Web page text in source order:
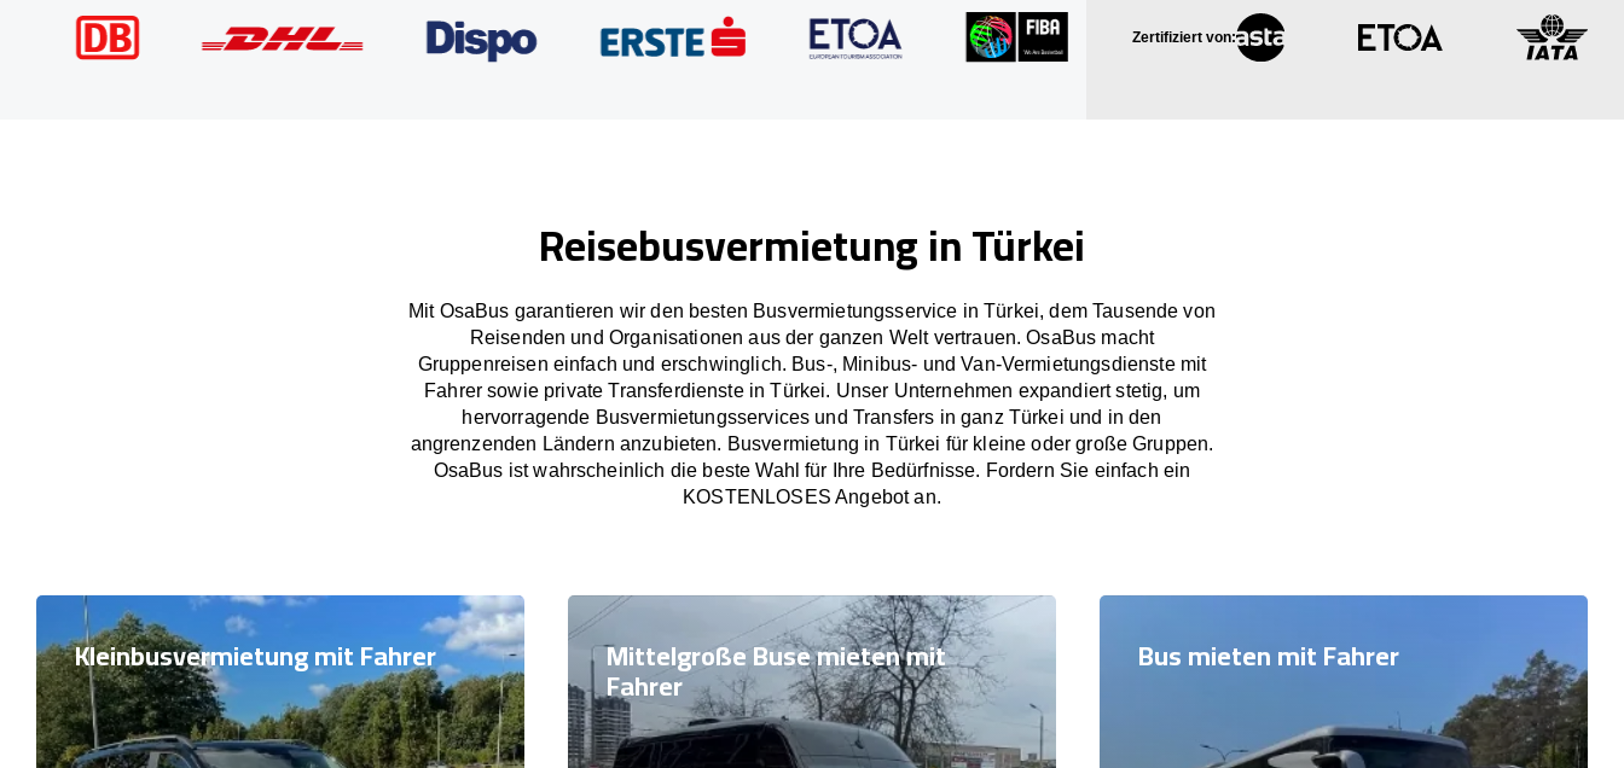
Zertifiziert von:
Reisebusvermietung in Türkei
Mit OsaBus garantieren wir den besten Busvermietungsservice in Türkei, dem Tausende von
Reisenden und Organisationen aus der ganzen Welt vertrauen. OsaBus macht
Gruppenreisen einfach und erschwinglich. Bus-, Minibus- und Van-Vermietungsdienste mit
Fahrer sowie private Transferdienste in Türkei. Unser Unternehmen expandiert stetig, um
hervorragende Busvermietungsservices und Transfers in ganz Türkei und in den
angrenzenden Ländern anzubieten. Busvermietung in Türkei für kleine oder große Gruppen.
OsaBus ist wahrscheinlich die beste Wahl für Ihre Bedürfnisse. Fordern Sie einfach ein
KOSTENLOSES Angebot an.
Kleinbusvermietung mit Fahrer Mittelgroße Buse mieten mit
Fahrer
Bus mieten mit Fahrer